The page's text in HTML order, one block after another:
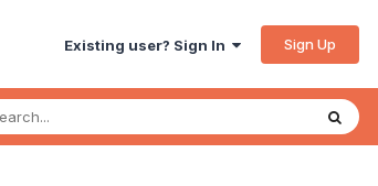
Existing user? Sign In Sign Up